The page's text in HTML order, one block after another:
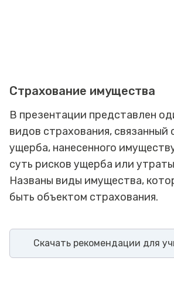
Страхование имущества
В презентации представлен
видов страхования, связанный
ущерба, нанесенного
суть рисков ущерба или
Названы виды имущества,
быть объектом страхования.
Скачать рекомендации для